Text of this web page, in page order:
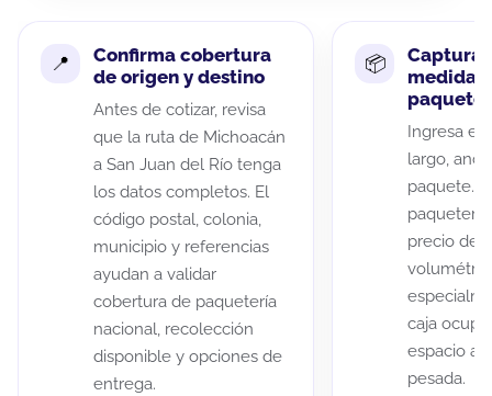
Confirma cobertura
de origen y destino
Antes de cotizar, revisa
que la ruta de Michoacán
a San Juan del Río tenga
los datos completos. El
código postal, colonia,
municipio y referencias
ayudan a validar
cobertura de paquetería
nacional, recolección
disponible y opciones de
entrega.
Captura
medidas
paquete
Ingresa el
largo,
paquete.
precio de
caja
espacio
pesada.